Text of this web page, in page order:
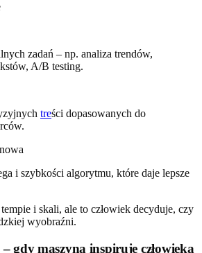
zadań – np. analiza trendów,
A/B testing.
treści dopasowanych do
i szybkości algorytmu, które daje lepsze
i skali, ale to człowiek decyduje, czy
wyobraźni.
gdy maszyna inspiruje człowieka